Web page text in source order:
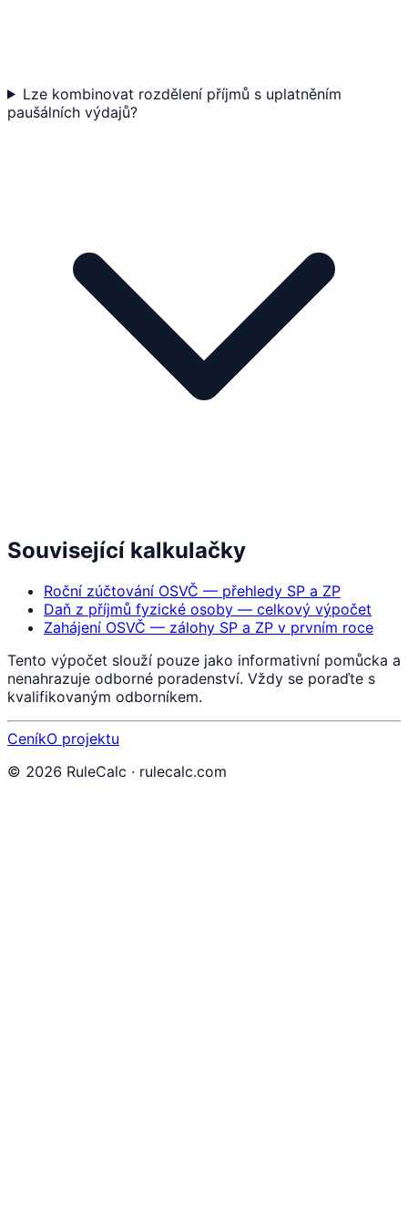
Lze kombinovat rozdělení příjmů s uplatněním
paušálních výdajů?
Související kalkulačky
Roční zúčtování OSVČ — přehledy SP a ZP
Daň z příjmů fyzické osoby — celkový výpočet
Zahájení OSVČ — zálohy SP a ZP v prvním roce
Tento výpočet slouží pouze jako informativní pomůcka a
nenahrazuje odborné poradenství. Vždy se poraďte s
kvalifikovaným odborníkem.
CeníkO projektu
© 2026 RuleCalc · rulecalc.com